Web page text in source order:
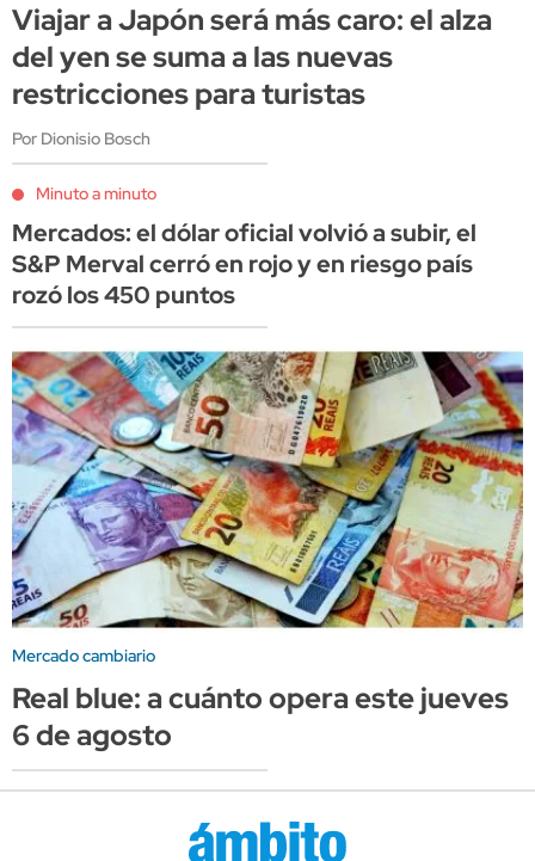
Viajar a Japón será más caro: el alza
del yen se suma a las nuevas
restricciones para turistas
Por Dionisio Bosch
Minuto a minuto
Mercados: el dólar oficial volvió a subir, el
S&P Merval cerró en rojo y en riesgo país
rozó los 450 puntos
Mercado cambiario
Real blue: a cuánto opera este jueves
6 de agosto